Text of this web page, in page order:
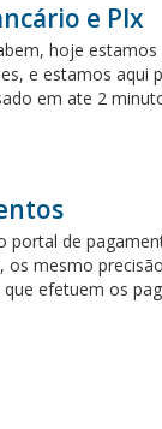
e PIx
hoje
e estamos
em ate 2
de
mesmo
efetuem os